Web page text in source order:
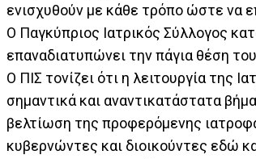
ενισχυθούν με κάθε τρόπο ώστε να
Ο Παγκύπριος Ιατρικός Σύλλογος
επαναδιατυπώνει την πάγια θέση
Ο ΠΙΣ τονίζει ότι η λειτουργία της
σημαντικά και αναντικατάστατα
βελτίωση της προφερόμενης
κυβερνώντες και διοικούντες εδώ